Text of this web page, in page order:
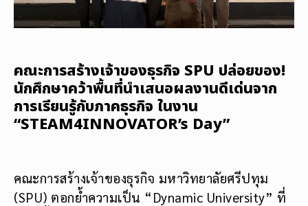
คณะการสร้างเจ้าของธุรกิจ SPU ปล่อยของ!
นักศึกษาคว้าพื้นที่นำเสนอผลงานดีเด่นจาก
การเรียนรู้กับภาคธุรกิจ ในงาน
“STEAM4INNOVATOR’s Day”
คณะการสร้างเจ้าของธุรกิจ มหาวิทยาลัยศรีปทุม
(SPU) ตอกย้ำความเป็น “Dynamic University” ที่